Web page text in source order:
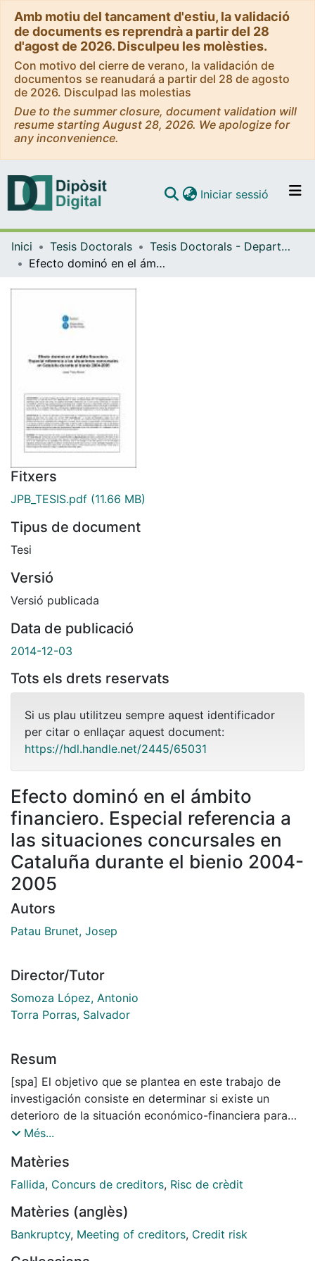
Amb motiu del tancament d'estiu, la validació
de documents es reprendrà a partir del 28
d'agost de 2026. Disculpeu les molèsties.
Con motivo del cierre de verano, la validación de
documentos se reanudará a partir del 28 de agosto
de 2026. Disculpad las molestias
Due to the summer closure, document validation will
resume starting August 28, 2026. We apologize for
any inconvenience.
Navega per tot el DD
Iniciar sessió (current)
Inici Tesis Doctorals
Tesis Doctorals - Departament - Comptabilitat
Efecto dominó en el ámbito financiero. Especial referencia a las situaciones concursales en Cataluña durante el bienio 2004-2005
Fitxers
JPB_TESIS.pdf (11.66 MB)
Tipus de document
Tesi
Versió
Versió publicada
Data de publicació
2014-12-03
Tots els drets reservats
Si us plau utilitzeu sempre aquest identificador
per citar o enllaçar aquest document:
https://hdl.handle.net/2445/65031
Efecto dominó en el ámbito
financiero. Especial referencia a
las situaciones concursales en
Cataluña durante el bienio 2004-
2005
Autors
Patau Brunet, Josep
Director/Tutor
Somoza López, Antonio
Torra Porras, Salvador
Resum
[spa] El objetivo que se plantea en este trabajo de
investigación consiste en determinar si existe un
deterioro de la situación económico-financiera para
una muestra de empresas (personas jurídicas), todas
de la lista de acreedores de alguna empresa que
hubiera presentado situación concursal en Cataluña
en cadena producido a nivel financiero, analizado
durante un período de 5 años (los dos años anteriores,
Més...
Matèries
Fallida, Concurs de creditors, Risc de crèdit
Matèries (anglès)
Bankruptcy, Meeting of creditors, Credit risk